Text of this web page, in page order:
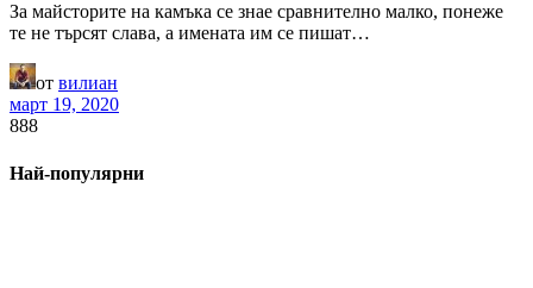
За майсторите на камъка се знае сравнително малко, понеже
те не търсят слава, а имената им се пишат…
от вилиан
март 19, 2020
888
Най-популярни